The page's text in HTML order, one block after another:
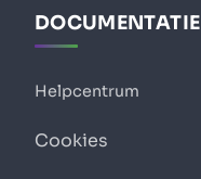
DOCUMENTATIE
Helpcentrum
Cookies